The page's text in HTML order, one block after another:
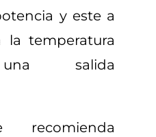
y este a
la temperatura
salida
recomienda